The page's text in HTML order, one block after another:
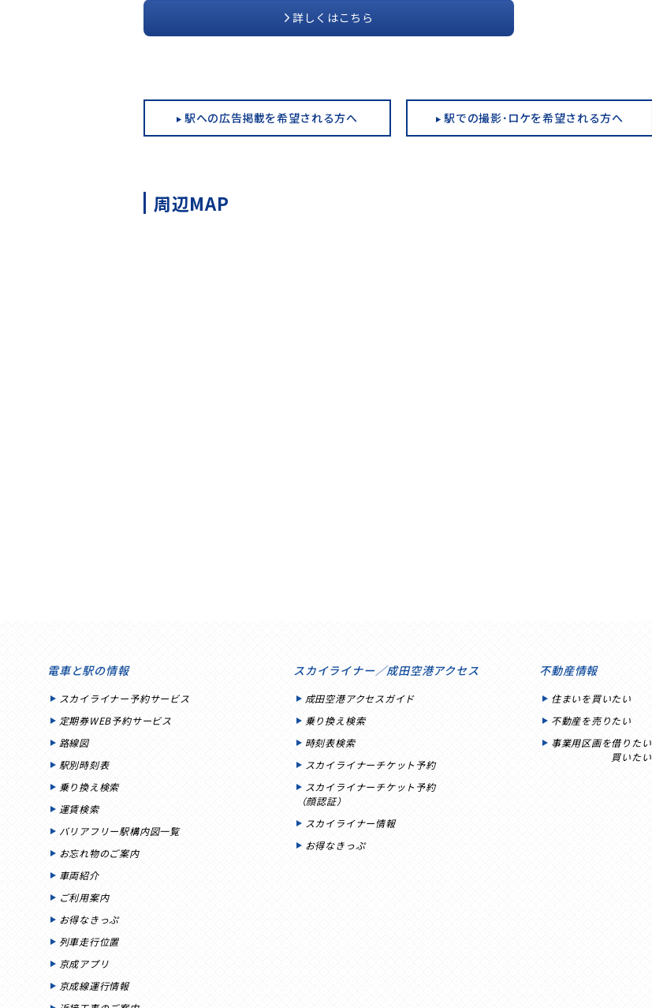
詳しくはこちら
駅への広告掲載を希望される方へ 駅での撮影･ロケを希望される方へ
周辺MAP
電車と駅の情報
スカイライナー予約サービス
定期券WEB予約サービス
路線図
駅別時刻表
乗り換え検索
運賃検索
バリアフリー駅構内図一覧
お忘れ物のご案内
車両紹介
ご利用案内
お得なきっぷ
列車走行位置
京成アプリ
京成線運行情報
スカイライナー／成田空港アクセス
成田空港アクセスガイド
乗り換え検索
時刻表検索
スカイライナーチケット予約
スカイライナーチケット予約
（顔認証）
スカイライナー情報
お得なきっぷ
不動産情報
住まいを買いたい
不動産を売りたい
事業用区画を借りたい
買いたい